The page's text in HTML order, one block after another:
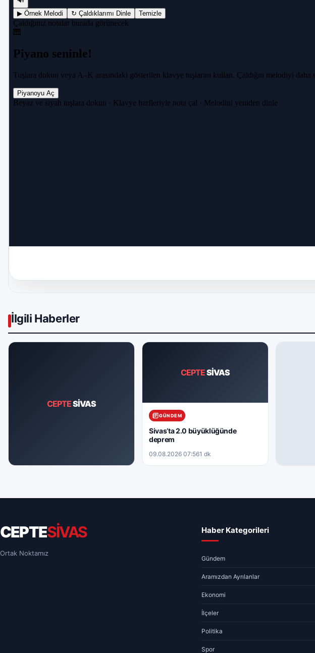
İlgili Haberler
CEPTESİVAS
CEPTESİVAS
GÜNDEM
Sivas’ta 2.0 büyüklüğünde
deprem
09.08.2026 07:561 dk
CEPTESİVAS
Ortak Noktamız
Haber Kategorileri
Gündem
Aramızdan Ayrılanlar
Ekonomi
İlçeler
Politika
Spor